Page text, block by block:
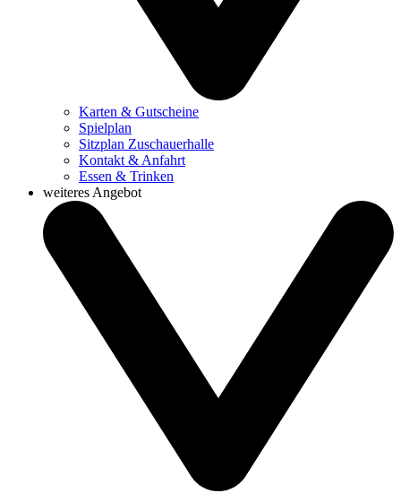
Karten & Gutscheine
Spielplan
Sitzplan Zuschauerhalle
Kontakt & Anfahrt
Essen & Trinken
weiteres Angebot